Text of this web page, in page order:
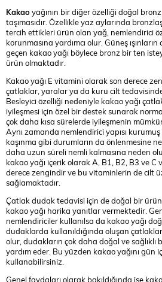
Kakaoyağının bir diğer özelliği doğal
taşımasıdır. Özellikle yaz aylarında
tercih ettikleri ürün olan yağ, nemlendirici
korunmasına yardımcı olur. Güneş
geçen kakao yağı böylece bronz bir ten
ürün olmaktadır.
Kakao yağı E vitamini olarak son derece
çatlaklar, yaralar ya da kuru cilt tedavisinde
Besleyici özelliği nedeniyle kakao yağı
iyileşmesi için özel bir destek sunarak
çok daha kısa sürelerde iyileşmenin
Aynı zamanda nemlendirici yapısı
kaşınma gibi durumların da önlenmesine
daha uzun süreli nemli kalmasına neden
kakao yağı içerik olarak A, B1, B2, B3 ve
derece zengindir ve bu vitaminlerin de cilt
sağlamaktadır.
Çatlak dudak tedavisi için de doğal bir
kakao yağı harika yanıtlar vermektedir.
nemlendiriciler kullanılsa da kakao yağı
dudaklarda kullanıldığında oluşan
olur, dudakların çok daha doğal ve sağlıklı
yardım eder. Bu yüzden kakao yağını gün
kullanabilirsiniz.
Genel faydaları olarak bakıldığında ise